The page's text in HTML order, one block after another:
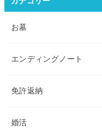
お墓
エンディングノート
免許返納
婚活